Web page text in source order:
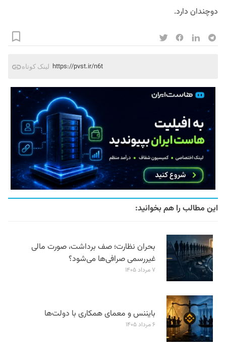
دوچندان دارد.
لینک کوتاه https://pvst.ir/n6t
این مطالب را هم بخوانید:
بحران نظارت؛ صف برداشت، صورت مالی
غیررسمی صرافی‌ها می‌شود؟
۷ مرداد ۱۴۰۵
بایننس و معمای همکاری با دولت‌ها
۶ مرداد ۱۴۰۵